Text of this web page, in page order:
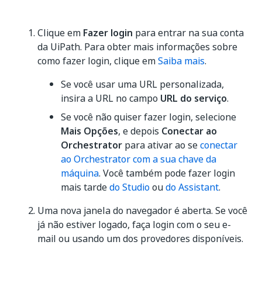
Clique em Fazer login para entrar na sua conta
da UiPath. Para obter mais informações sobre
como fazer login, clique emSaiba mais.
Se você usar uma URL personalizada,
insira a URL no campo URL do serviço.
Se você não quiser fazer login, selecione
Mais Opções, e depois Conectar ao
Orchestrator para ativar ao seconectar
ao Orchestrator com a sua chave da
máquina. Você também pode fazer login
mais tardedo Studiooudo Assistant.
Uma nova janela do navegador é aberta. Se você
já não estiver logado, faça login com o seu e-
mail ou usando um dos provedores disponíveis.